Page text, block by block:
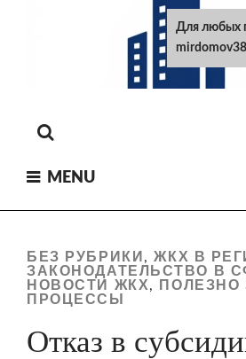
MENU
БЕЗ РУБРИКИ ,ЖКХ В
ЗАКОНОДАТЕЛЬСТВО В
НОВОСТИ ЖКХ, ПОЛЕЗНО
ПРОЦЕССЫ
Отказ в
Для любых